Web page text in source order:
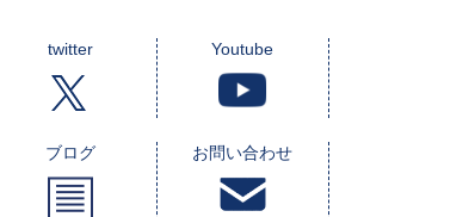
twitter Youtube
ブログ お問い合わせ